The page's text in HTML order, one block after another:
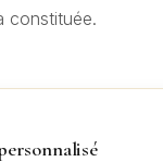
constituée.